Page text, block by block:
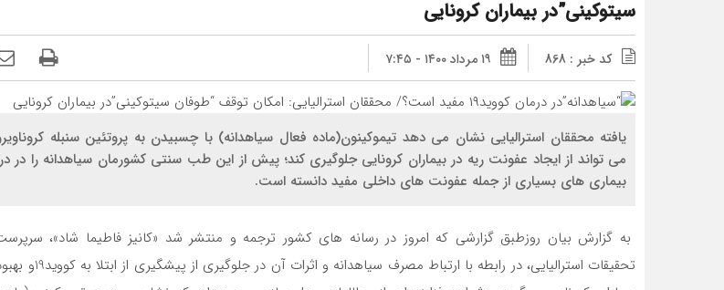
سیتوکینی”در بیماران کرونایی
کد خبر : 868 ۱۹ مرداد ۱۴۰۰ - ۷:۴۵
یافته محققان استرالیایی نشان می دهد تیموکینون(ماده فعال سیاهدانه) با چسبیدن به پروتئین سنبله
می تواند از ایجاد عفونت ریه در بیماران کرونایی جلوگیری کند؛ پیش از این طب سنتی کشورمان سیاهدانه را در
بیماری های بسیاری از جمله عفونت های داخلی مفید دانسته است.
به گزارش بیان روزطبق گزارشی که امروز در رسانه های کشور ترجمه و منتشر شد «کانیز فاطیما شاد»،
تحقیقات استرالیایی، در رابطه با ارتباط مصرف سیاهدانه